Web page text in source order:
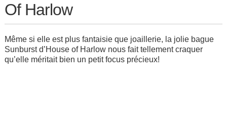
Of Harlow
Même si elle est plus fantaisie que joaillerie, la jolie bague
Sunburst d’House of Harlow nous fait tellement craquer
qu’elle méritait bien un petit focus précieux!